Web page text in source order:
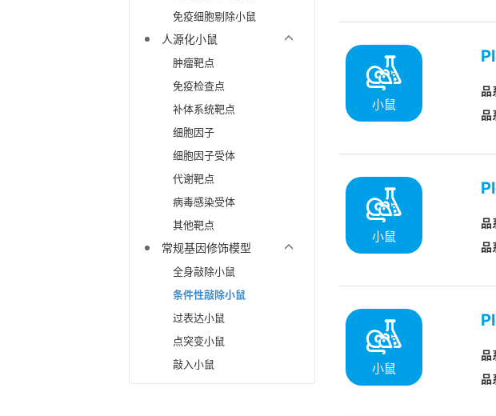
免疫细胞剔除小鼠
人源化小鼠
肿瘤靶点
免疫检查点
补体系统靶点
细胞因子
细胞因子受体
代谢靶点
病毒感染受体
其他靶点
常规基因修饰模型
全身敲除小鼠
条件性敲除小鼠
过表达小鼠
点突变小鼠
敲入小鼠
小鼠
品
品
小鼠
品
品
小鼠
品
品